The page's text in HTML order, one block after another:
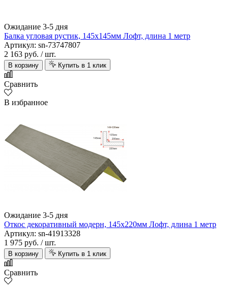
Ожидание 3-5 дня
Балка угловая рустик, 145х145мм Лофт, длина 1 метр
Артикул: sn-73747807
2 163 руб. / шт.
В корзину Купить в 1 клик
Сравнить
В избранное
Ожидание 3-5 дня
Откос декоративный модерн, 145х220мм Лофт, длина 1 метр
Артикул: sn-41913328
1 975 руб. / шт.
В корзину Купить в 1 клик
Сравнить